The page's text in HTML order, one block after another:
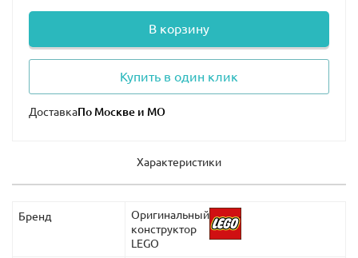
В корзину
Купить в один клик
Доставка
Характеристики
Бренд
Оригинальный
конструктор
LEGO